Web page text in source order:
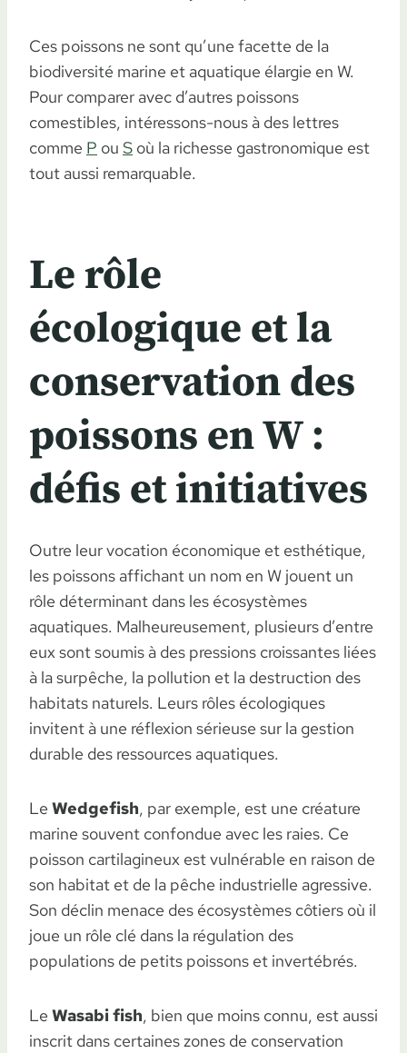
Ces poissons ne sont qu’une facette de la
biodiversité marine et aquatique élargie en W.
Pour comparer avec d’autres poissons
comestibles, intéressons-nous à des lettres
comme P ou S où la richesse gastronomique est
tout aussi remarquable.
Le rôle
écologique et la
conservation des
poissons en W :
défis et initiatives
Outre leur vocation économique et esthétique,
les poissons affichant un nom en W jouent un
rôle déterminant dans les écosystèmes
aquatiques. Malheureusement, plusieurs d’entre
eux sont soumis à des pressions croissantes liées
à la surpêche, la pollution et la destruction des
habitats naturels. Leurs rôles écologiques
invitent à une réflexion sérieuse sur la gestion
durable des ressources aquatiques.
Le Wedgefish, par exemple, est une créature
marine souvent confondue avec les raies. Ce
poisson cartilagineux est vulnérable en raison de
son habitat et de la pêche industrielle agressive.
Son déclin menace des écosystèmes côtiers où il
joue un rôle clé dans la régulation des
populations de petits poissons et invertébrés.
Le Wasabi fish, bien que moins connu, est aussi
inscrit dans certaines zones de conservation